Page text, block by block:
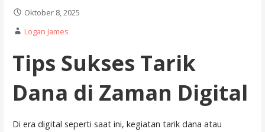
Oktober 8, 2025
Logan James
Tips Sukses Tarik
Dana di Zaman Digital
Di era digital seperti saat ini, kegiatan tarik dana atau